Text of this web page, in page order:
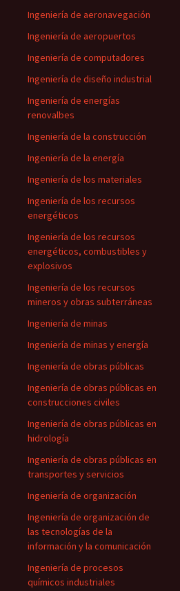
Ingeniería de aeronavegación
Ingeniería de aeropuertos
Ingeniería de computadores
Ingeniería de diseño industrial
Ingeniería de energías
renovalbes
Ingeniería de la construcción
Ingeniería de la energía
Ingeniería de los materiales
Ingeniería de los recursos
energéticos
Ingeniería de los recursos
energéticos, combustibles y
explosivos
Ingeniería de los recursos
mineros y obras subterráneas
Ingeniería de minas
Ingeniería de minas y energía
Ingeniería de obras públicas
Ingeniería de obras públicas en
construcciones civiles
Ingeniería de obras públicas en
hidrología
Ingeniería de obras públicas en
transportes y servicios
Ingeniería de organización
Ingeniería de organización de
las tecnologías de la
información y la comunicación
Ingeniería de procesos
químicos industriales